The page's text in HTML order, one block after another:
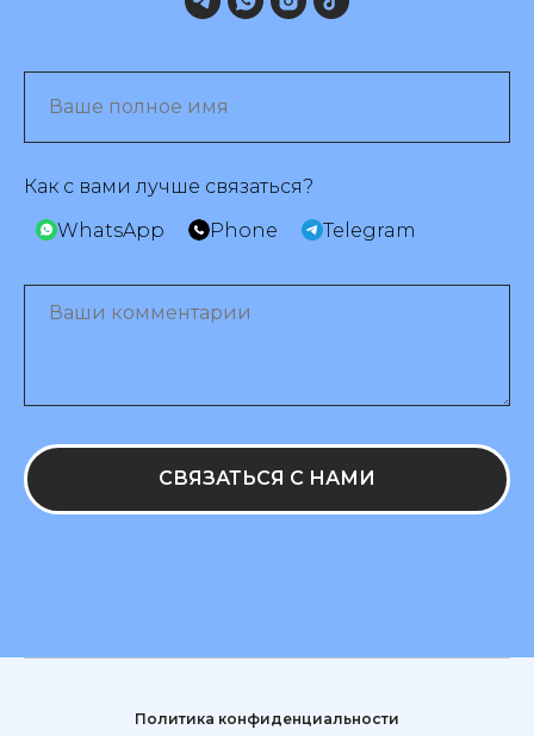
Как с вами лучше связаться?
WhatsApp
Phone Telegram
СВЯЗАТЬСЯ С НАМИ
Политика конфиденциальности